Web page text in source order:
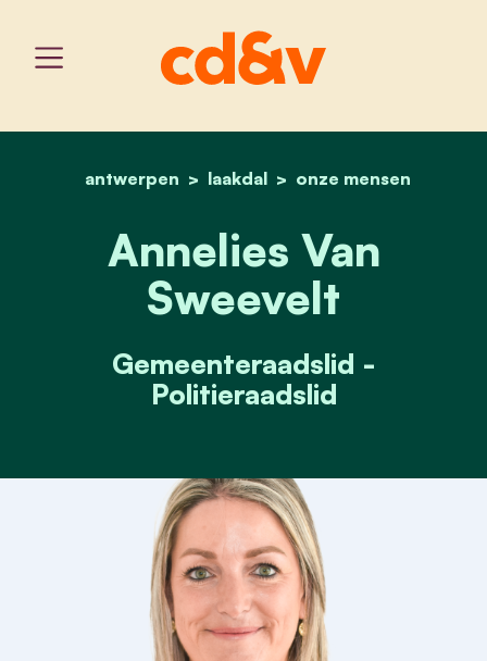
home
antwerpen laakdal onze mensen
annelies van sweevelt
Annelies Van
Sweevelt
Gemeenteraadslid -
Politieraadslid